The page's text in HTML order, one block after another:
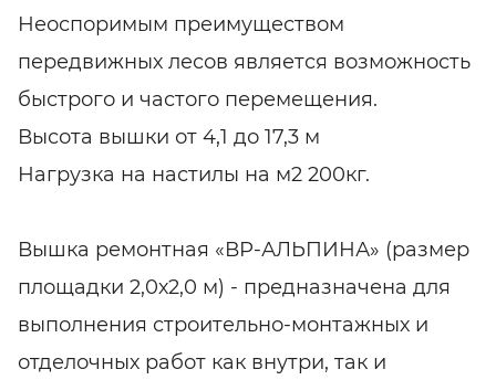
Неоспоримым преимуществом
передвижных лесов является возможность
быстрого и частого перемещения.
Высота вышки от 4,1 до 17,3 м
Нагрузка на настилы на м2 200кг.
Вышка ремонтная «ВР-АЛЬПИНА» (размер
площадки 2,0х2,0 м) - предназначена для
выполнения строительно-монтажных и
отделочных работ как внутри, так и